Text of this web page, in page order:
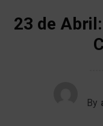
23 de
By